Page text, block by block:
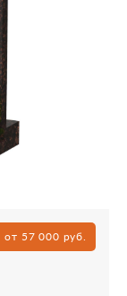
от 57 000 руб.